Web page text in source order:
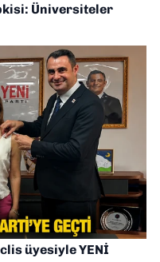
Üniversiteler
üyesiyle YENİ